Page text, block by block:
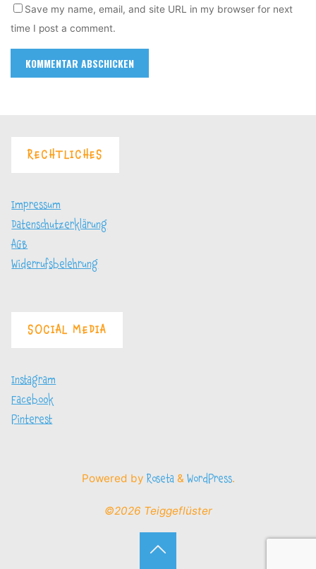
Save my name, email, and site URL in my browser for next
time I post a comment.
RECHTLICHES
Impressum
Datenschutzerklärung
AGB
Widerrufsbelehrung
SOCIAL MEDIA
Instagram
Facebook
Pinterest
Powered by Roseta & WordPress.
©2026 Teiggeflüster